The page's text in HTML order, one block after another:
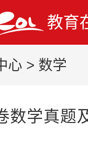
教育
心 > 数学
数学真题